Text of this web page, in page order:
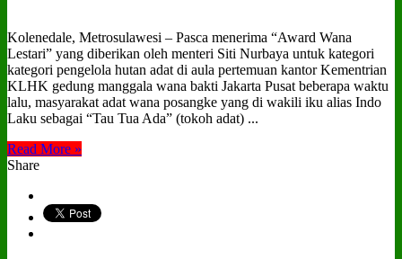
Kolenedale, Metrosulawesi – Pasca menerima “Award Wana
Lestari” yang diberikan oleh menteri Siti Nurbaya untuk kategori
kategori pengelola hutan adat di aula pertemuan kantor Kementrian
KLHK gedung manggala wana bakti Jakarta Pusat beberapa waktu
lalu, masyarakat adat wana posangke yang di wakili iku alias Indo
Laku sebagai “Tau Tua Ada” (tokoh adat) ...
Read More »
Share